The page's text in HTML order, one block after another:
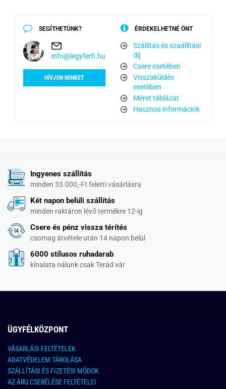
SEGÍTHETÜNK?
info@legyferfi.hu
HÍVJON MINKET
ÉRDEKELHETNÉ ÖNT
Szállítás és szaállítási
díj
Csere esetében
Visszaküldés
esetében
Méret táblázat
Hasznos információk
Ingyenes szállítás
minden 33.000,-Ft feletti vásárlásra
Két napon belüli szállítás
minden raktáron lévő termékre 12-ig
Csere és pénz vissza térítés
csomag átvétele után 14 napon belül
6000 stílusos ruhadarab
kínalata nálunk csak Terád vár
ÜGYFÉLKÖZPONT
VÁSARLÁSI FELTÉTELEK
ADATVÉDELEM TÁROLÁSA
SZÁLLÍTÁSI ÉS FIZETÉSI MÓDOK
AZ ÁRU CSERÉLÉSE FELTÉTELEI